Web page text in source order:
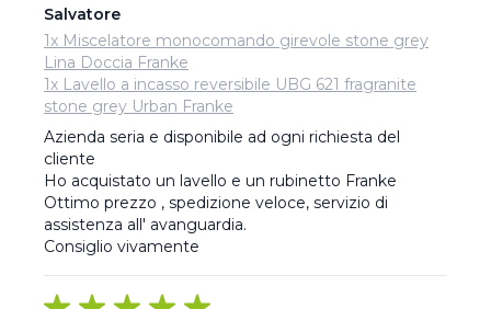
Salvatore
1x Miscelatore monocomando girevole stone grey
Lina Doccia Franke
1x Lavello a incasso reversibile UBG 621 fragranite
stone grey Urban Franke
Azienda seria e disponibile ad ogni richiesta del
cliente
Ho acquistato un lavello e un rubinetto Franke
Ottimo prezzo , spedizione veloce, servizio di
assistenza all' avanguardia.
Consiglio vivamente